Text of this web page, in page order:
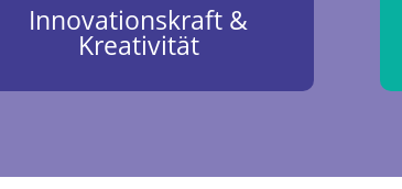
Innovationskraft &
Kreativität